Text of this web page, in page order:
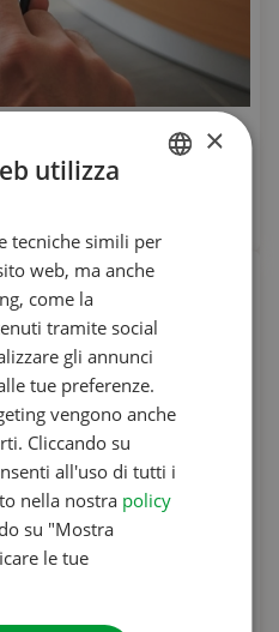
a prezzi
ENGLISH
GERMAN
ITALIAN
DANISH
SWEDISH
×
utilizza
tecniche simili per
web, ma anche
come la
tramite social
gli annunci
tue preferenze.
vengono anche
Cliccando su
all'uso di tutti i
nella nostra policy
su "Mostra
le tue